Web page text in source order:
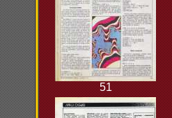
51